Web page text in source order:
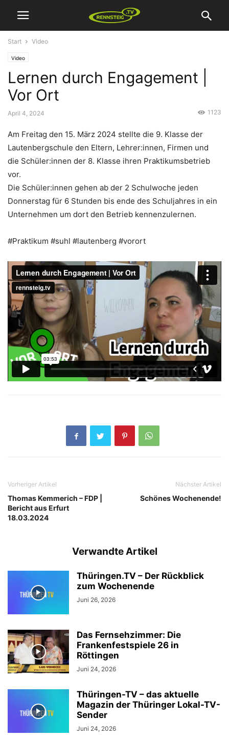
Start Video
Video
Lernen durch Engagement |
Vor Ort
April 4, 2024 1123
Am Freitag den 15. März 2024 stellte die 9. Klasse der
Lautenbergschule den Eltern, Lehrer:innen, Firmen und
die Schüler:innen der 8. Klasse ihren Praktikumsbetrieb
vor.
Die Schüler:innen gehen ab der 2 Schulwoche jeden
Donnerstag für 6 Stunden bis ende des Schuljahres in ein
Unternehmen um dort den Betrieb kennenzulernen.
#Praktikum #suhl #lautenberg #vorort
Vorheriger Artikel
Thomas Kemmerich – FDP |
Bericht aus Erfurt
18.03.2024
Nächster Artikel
Schönes Wochenende!
Verwandte Artikel
Thüringen.TV – Der Rückblick
zum Wochenende
Juni 26, 2026
Das Fernsehzimmer: Die
Frankenfestspiele 26 in
Röttingen
Juni 24, 2026
Thüringen-TV – das aktuelle
Magazin der Thüringer Lokal-TV-
Sender
Juni 24, 2026